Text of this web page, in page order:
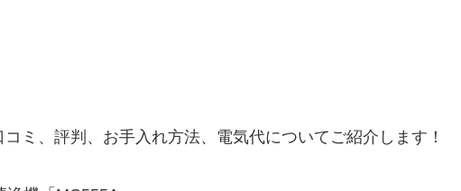
ミ、評判、お手入れ方法、電気代についてご紹介します！